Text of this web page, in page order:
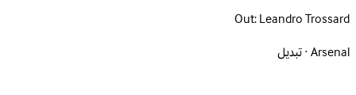
Out:Leandro Trossard
Arsenal · تبديل